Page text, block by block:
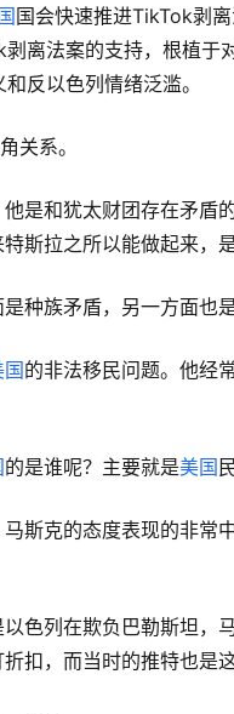
国会快速推进TikTok剥
离法案的支持，根植
反以色列情绪泛滥。
关系。
是和犹太财团存在矛盾
斯拉之所以能做起来，
种族矛盾，另一方面也
的非法移民问题。他经
的是谁呢？主要就是美国
斯克的态度表现的非常
色列在欺负巴勒斯坦
扣，而当时的推特也是这